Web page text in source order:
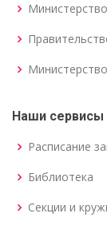
Наши сервисы
Расписание
Библиотека
Секции и